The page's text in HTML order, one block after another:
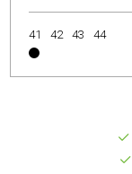
41 42 43 44